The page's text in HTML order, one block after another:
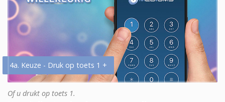
4a. Keuze - Druk op toets 1 +
Of u drukt op toets 1.